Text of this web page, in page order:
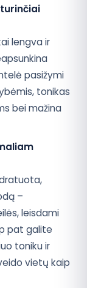
lengva ir
pasižymi
tonikas
bei mažina
–
leisdami
pat galite
toniku ir
vietų kaip